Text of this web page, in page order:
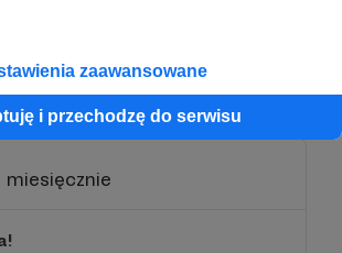
zaawansowane
i przechodzę do serwisu
miesięcznie